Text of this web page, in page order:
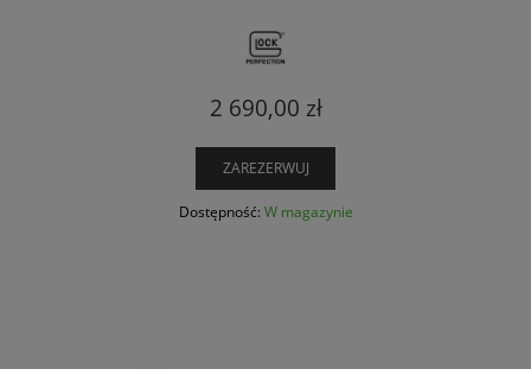
2 690,00 zł
ZAREZERWUJ
Dostępność: W magazynie